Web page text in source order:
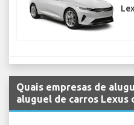
Quais empresas de
aluguel de carros Lexus